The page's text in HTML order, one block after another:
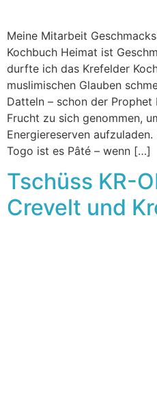
Meine Mitarbeit
Kochbuch Heimat ist
durfte ich das Krefelder
muslimischen Glauben
Datteln – schon der
Frucht zu sich genommen,
Energiereserven
Togo ist es Pâté – wenn […]
Tschüss KR-
Crevelt und